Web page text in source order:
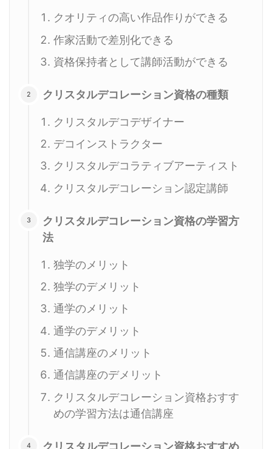
クオリティの高い作品作りができる
作家活動で差別化できる
資格保持者として講師活動ができる
クリスタルデコレーション資格の種類
クリスタルデコデザイナー
デコインストラクター
クリスタルデコラティブアーティスト
クリスタルデコレーション認定講師
クリスタルデコレーション資格の学習方
法
独学のメリット
独学のデメリット
通学のメリット
通学のデメリット
通信講座のメリット
通信講座のデメリット
クリスタルデコレーション資格おすす
めの学習方法は通信講座
クリスタルデコレーション資格おすすめ